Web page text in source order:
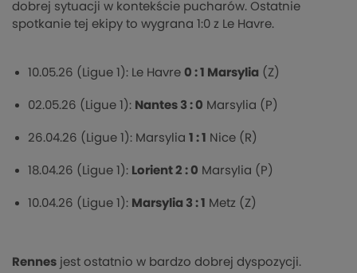
dobrej sytuacji w kontekście pucharów. Ostatnie
spotkanie tej ekipy to wygrana 1:0 z Le Havre.
10.05.26 (Ligue 1): Le Havre 0 : 1 Marsylia (Z)
02.05.26 (Ligue 1): Nantes 3 : 0 Marsylia (P)
26.04.26 (Ligue 1): Marsylia 1 : 1 Nice (R)
18.04.26 (Ligue 1): Lorient 2 : 0 Marsylia (P)
10.04.26 (Ligue 1): Marsylia 3 : 1 Metz (Z)
Rennes jest ostatnio w bardzo dobrej dyspozycji.